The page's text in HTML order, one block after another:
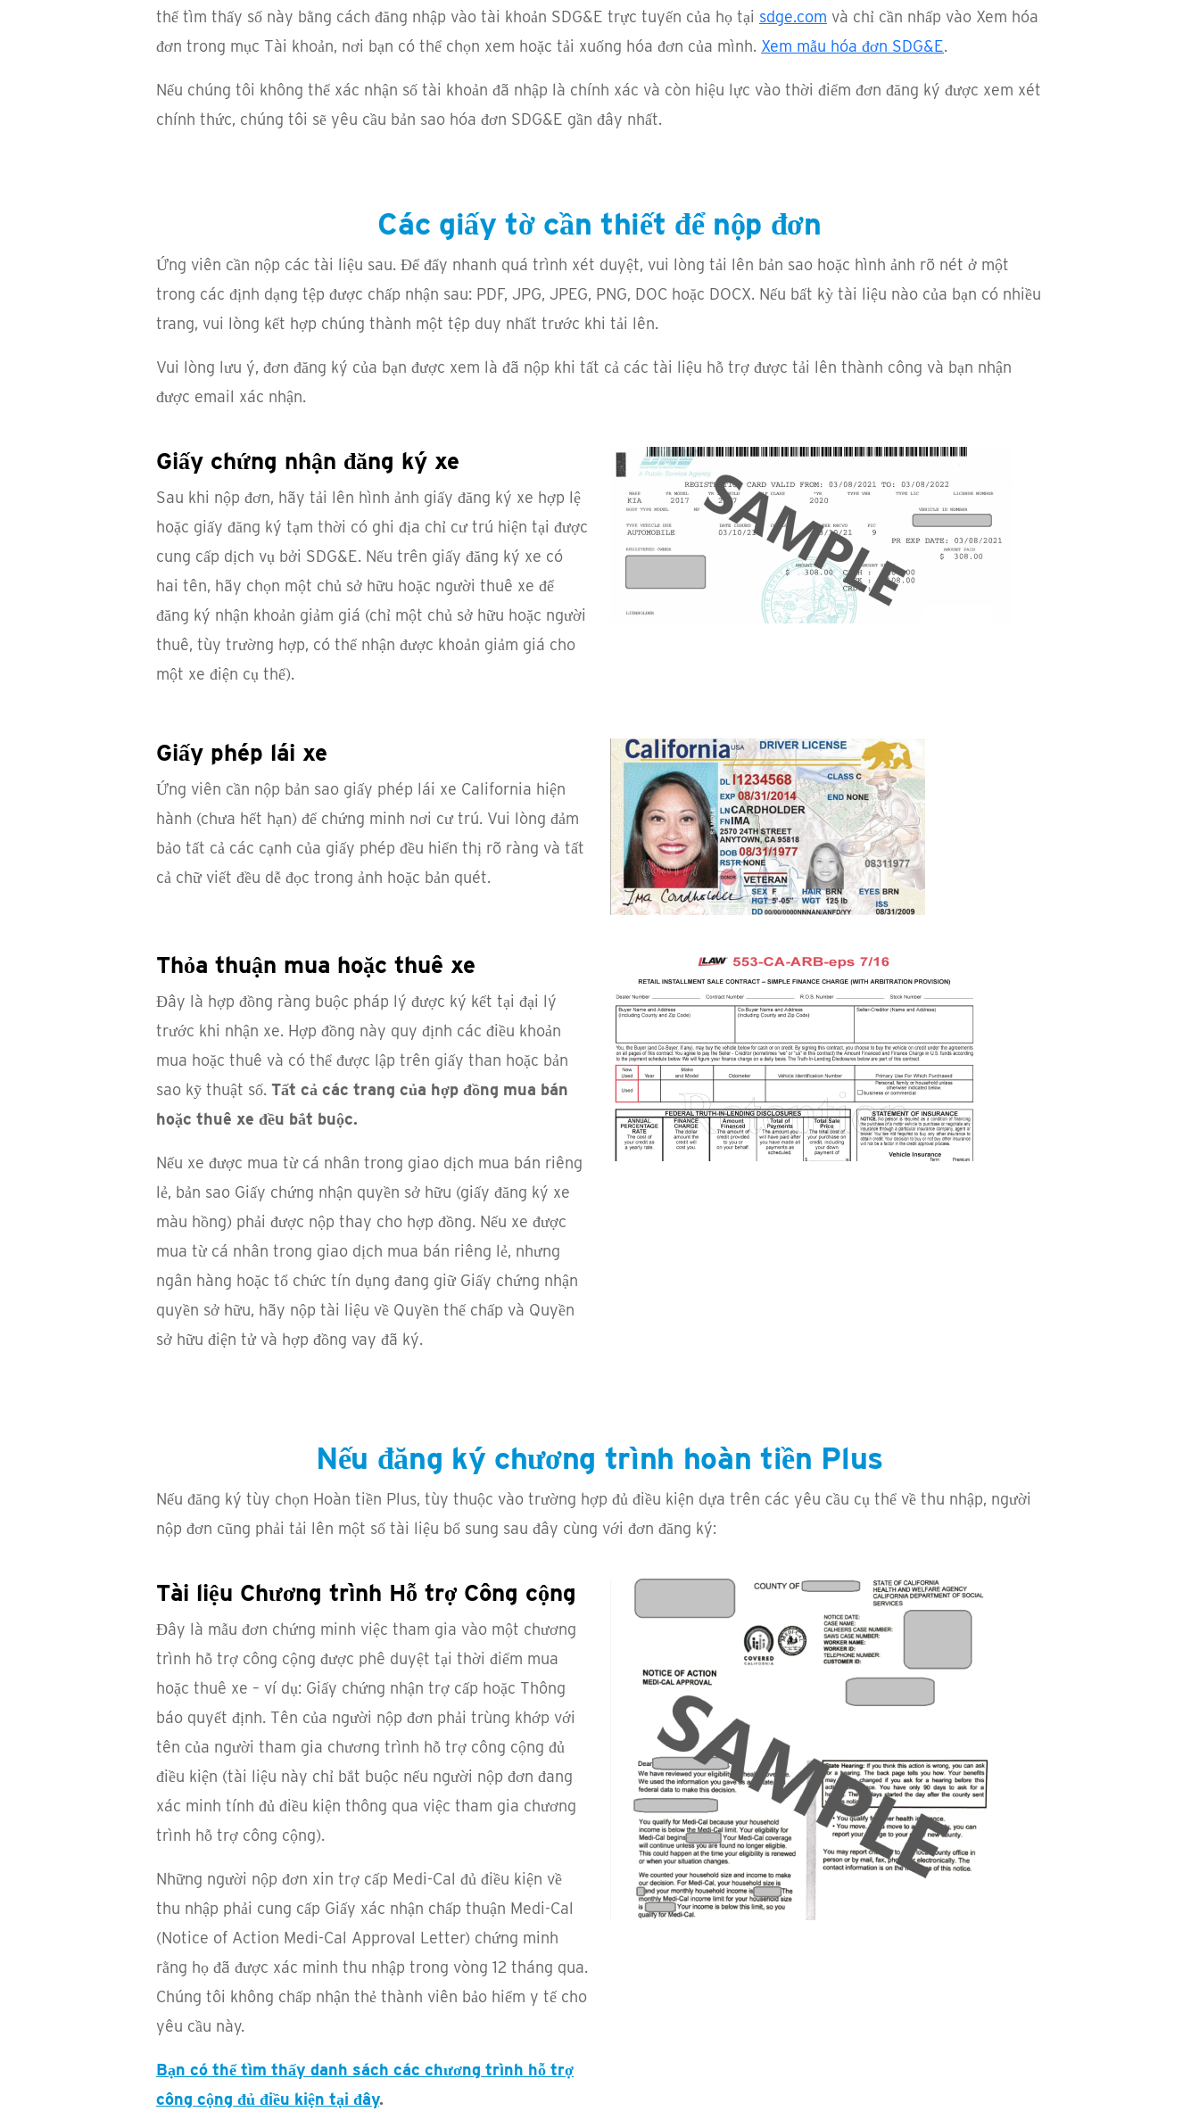
thể tìm thấy số này bằng cách đăng nhập vào tài khoản SDG&E trực tuyến của họ tại sdge.com và chỉ cần nhấp vào Xem hóa
đơn trong mục Tài khoản, nơi bạn có thể chọn xem hoặc tải xuống hóa đơn của mình. Xem mẫu hóa đơn SDG&E.
Nếu chúng tôi không thể xác nhận số tài khoản đã nhập là chính xác và còn hiệu lực vào thời điểm đơn đăng ký được xem xét
chính thức, chúng tôi sẽ yêu cầu bản sao hóa đơn SDG&E gần đây nhất.
Các giấy tờ cần thiết để nộp đơn
Ứng viên cần nộp các tài liệu sau. Để đẩy nhanh quá trình xét duyệt, vui lòng tải lên bản sao hoặc hình ảnh rõ nét ở một
trong các định dạng tệp được chấp nhận sau: PDF, JPG, JPEG, PNG, DOC hoặc DOCX. Nếu bất kỳ tài liệu nào của bạn có nhiều
trang, vui lòng kết hợp chúng thành một tệp duy nhất trước khi tải lên.
Vui lòng lưu ý, đơn đăng ký của bạn được xem là đã nộp khi tất cả các tài liệu hỗ trợ được tải lên thành công và bạn nhận
được email xác nhận.
Giấy chứng nhận đăng ký xe
Sau khi nộp đơn, hãy tải lên hình ảnh giấy đăng ký xe hợp lệ
hoặc giấy đăng ký tạm thời có ghi địa chỉ cư trú hiện tại được
cung cấp dịch vụ bởi SDG&E. Nếu trên giấy đăng ký xe có
hai tên, hãy chọn một chủ sở hữu hoặc người thuê xe để
đăng ký nhận khoản giảm giá (chỉ một chủ sở hữu hoặc người
thuê, tùy trường hợp, có thể nhận được khoản giảm giá cho
một xe điện cụ thể).
Giấy phép lái xe
Ứng viên cần nộp bản sao giấy phép lái xe California hiện
hành (chưa hết hạn) để chứng minh nơi cư trú. Vui lòng đảm
bảo tất cả các cạnh của giấy phép đều hiển thị rõ ràng và tất
cả chữ viết đều dễ đọc trong ảnh hoặc bản quét.
Thỏa thuận mua hoặc thuê xe
Đây là hợp đồng ràng buộc pháp lý được ký kết tại đại lý
trước khi nhận xe. Hợp đồng này quy định các điều khoản
mua hoặc thuê và có thể được lập trên giấy than hoặc bản
sao kỹ thuật số. Tất cả các trang của hợp đồng mua bán
hoặc thuê xe đều bắt buộc.
Nếu xe được mua từ cá nhân trong giao dịch mua bán riêng
lẻ, bản sao Giấy chứng nhận quyền sở hữu (giấy đăng ký xe
màu hồng) phải được nộp thay cho hợp đồng. Nếu xe được
mua từ cá nhân trong giao dịch mua bán riêng lẻ, nhưng
ngân hàng hoặc tổ chức tín dụng đang giữ Giấy chứng nhận
quyền sở hữu, hãy nộp tài liệu về Quyền thế chấp và Quyền
sở hữu điện tử và hợp đồng vay đã ký.
Nếu đăng ký chương trình hoàn tiền Plus
Nếu đăng ký tùy chọn Hoàn tiền Plus, tùy thuộc vào trường hợp đủ điều kiện dựa trên các yêu cầu cụ thể về thu nhập, người
nộp đơn cũng phải tải lên một số tài liệu bổ sung sau đây cùng với đơn đăng ký:
Tài liệu Chương trình Hỗ trợ Công cộng
Đây là mẫu đơn chứng minh việc tham gia vào một chương
trình hỗ trợ công cộng được phê duyệt tại thời điểm mua
hoặc thuê xe – ví dụ: Giấy chứng nhận trợ cấp hoặc Thông
báo quyết định. Tên của người nộp đơn phải trùng khớp với
tên của người tham gia chương trình hỗ trợ công cộng đủ
điều kiện (tài liệu này chỉ bắt buộc nếu người nộp đơn đang
xác minh tính đủ điều kiện thông qua việc tham gia chương
trình hỗ trợ công cộng).
Những người nộp đơn xin trợ cấp Medi-Cal đủ điều kiện về
thu nhập phải cung cấp Giấy xác nhận chấp thuận Medi-Cal
(Notice of Action Medi-Cal Approval Letter) chứng minh
rằng họ đã được xác minh thu nhập trong vòng 12 tháng qua.
Chúng tôi không chấp nhận thẻ thành viên bảo hiểm y tế cho
yêu cầu này.
Bạn có thể tìm thấy danh sách các chương trình hỗ trợ
công cộng đủ điều kiện tại đây.